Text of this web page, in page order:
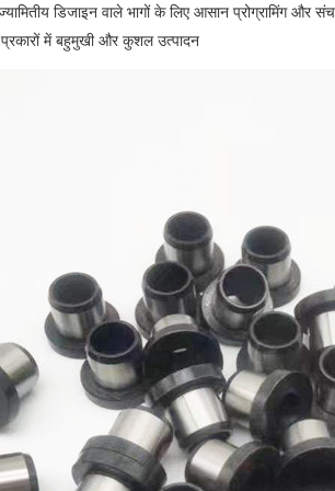
डिजाइन वाले भागों के लिए आसान प्रोग्रामिंग और
प्रकारों में बहुमुखी और कुशल उत्पादन